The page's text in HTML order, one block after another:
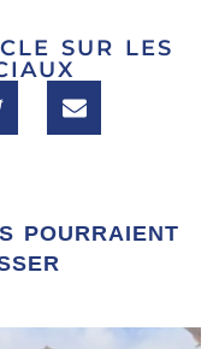
SUR LES
POURRAIENT